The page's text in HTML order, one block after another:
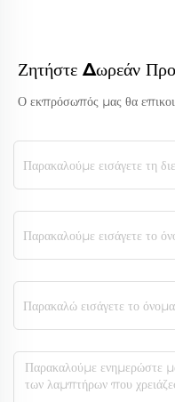
Ζητήστε Δωρεάν
Ο εκπρόσωπός μας θα